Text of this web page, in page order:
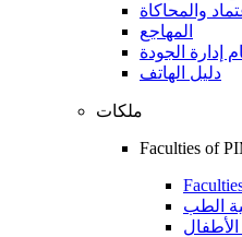
والمحاكاة
المهاجع
إدارة الجودة
دليل الهاتف
ملكات
Faculties of
الطب